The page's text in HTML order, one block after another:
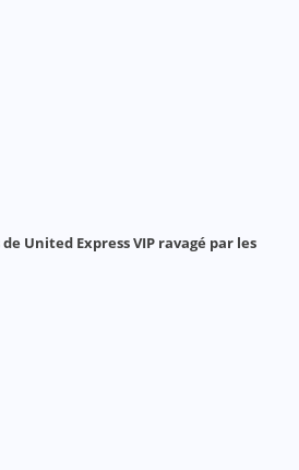
United Express VIP ravagé par les